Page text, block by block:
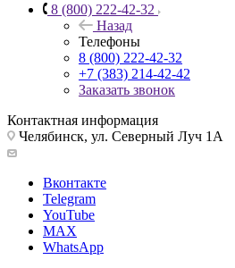
8 (800) 222-42-32
Назад
Телефоны
8 (800) 222-42-32
+7 (383) 214-42-42
Заказать звонок
Контактная информация
Челябинск, ул. Северный Луч 1А
Вконтакте
Telegram
YouTube
MAX
WhatsApp